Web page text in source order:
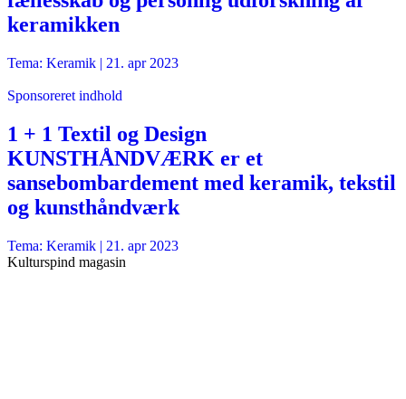
keramikken
Tema: Keramik | 21. apr 2023
Sponsoreret indhold
1 + 1 Textil og Design
KUNSTHÅNDVÆRK er et
sansebombardement med keramik, tekstil
og kunsthåndværk
Tema: Keramik | 21. apr 2023
Kulturspind magasin